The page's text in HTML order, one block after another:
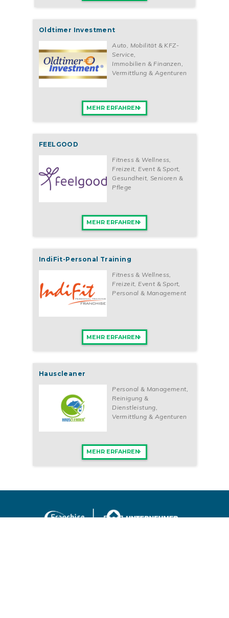
Oldtimer Investment
Auto, Mobilität & KFZ-
Service
Immobilien & Finanzen
Vermittlung & Agenturen
MEHR ERFAHREN
FEELGOOD
Fitness & Wellness,
Freizeit, Event & Sport,
Gesundheit, Senioren &
Pflege
MEHR ERFAHREN
IndiFit-Personal Training
Fitness & Wellness
Freizeit, Event & Sport
Personal & Management
MEHR ERFAHREN
Hauscleaner
Personal & Management,
Reinigung &
Dienstleistung,
Vermittlung & Agenturen
MEHR ERFAHREN